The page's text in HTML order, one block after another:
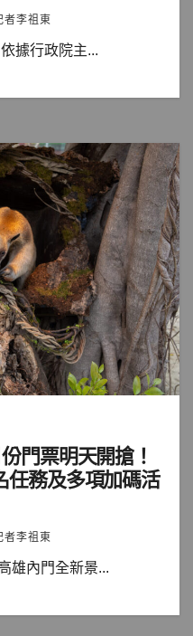
者李祖東
據行政院主...
門票明天開搶！
任務及多項加碼活
者李祖東
雄內門全新景...